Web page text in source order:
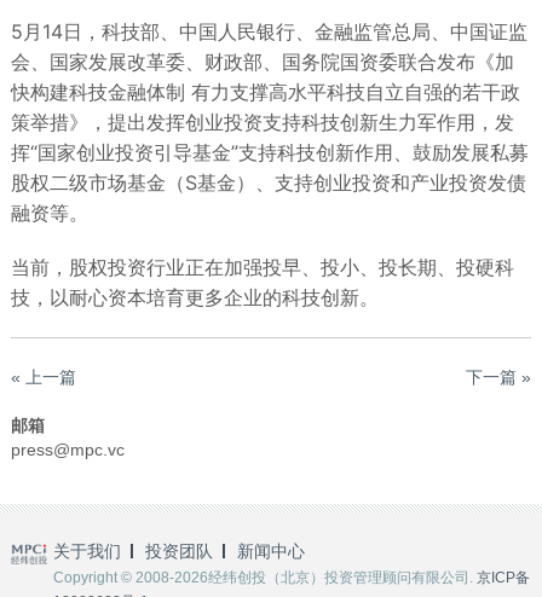
5月14日，科技部、中国人民银行、金融监管总局、中国证监
会、国家发展改革委、财政部、国务院国资委联合发布《加
快构建科技金融体制 有力支撑高水平科技自立自强的若干政
策举措》，提出发挥创业投资支持科技创新生力军作用，发
挥“国家创业投资引导基金”支持科技创新作用、鼓励发展私募
股权二级市场基金（S基金）、支持创业投资和产业投资发债
融资等。
当前，股权投资行业正在加强投早、投小、投长期、投硬科
技，以耐心资本培育更多企业的科技创新。
« 上一篇 下一篇 »
邮箱
press@mpc.vc
关于我们 投资团队 新闻中心
Copyright © 2008-2026经纬创投（北京）投资管理顾问有限公司. 京ICP备